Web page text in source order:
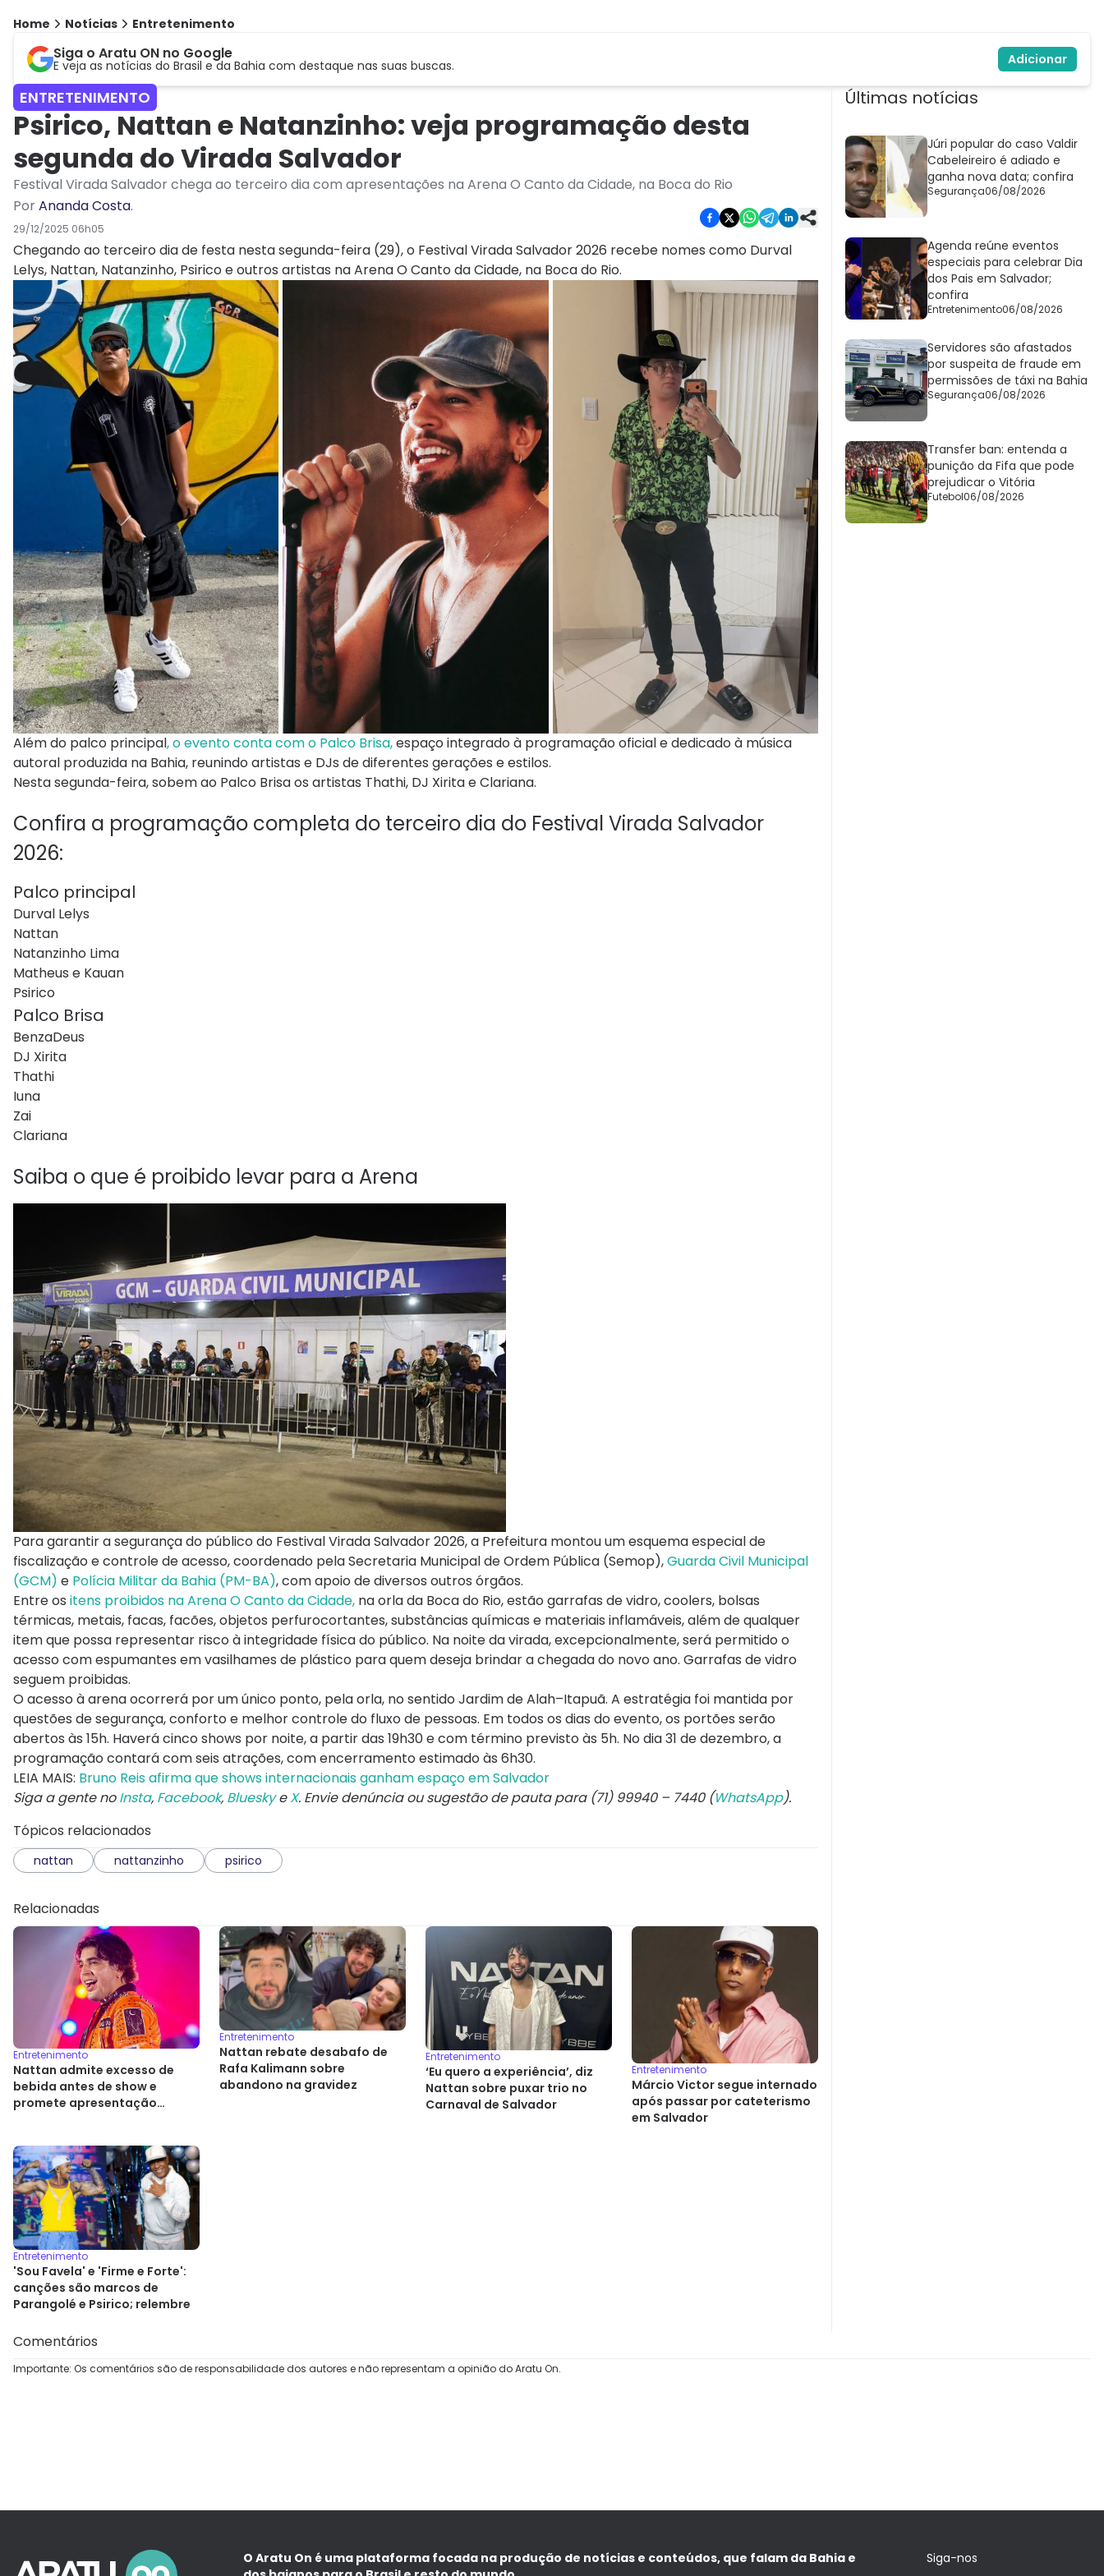
Home Notícias Entretenimento
Siga o Aratu ON no Google
E veja as notícias do Brasil e da Bahia com destaque nas suas buscas. Adicionar
ENTRETENIMENTO
Psirico, Nattan e Natanzinho: veja programação desta
segunda do Virada Salvador
Festival Virada Salvador chega ao terceiro dia com apresentações na Arena O Canto da Cidade, na Boca do Rio
PorAnanda Costa.
29/12/2025 06h05
Chegando ao terceiro dia de festa nesta segunda-feira (29), o Festival Virada Salvador 2026 recebe nomes como Durval
Lelys, Nattan, Natanzinho, Psirico e outros artistas na Arena O Canto da Cidade, na Boca do Rio.
Além do palco principal, o evento conta com o Palco Brisa,espaço integrado à programação oficial e dedicado à música
autoral produzida na Bahia, reunindo artistas e DJs de diferentes gerações e estilos.
Nesta segunda-feira, sobem ao Palco Brisa os artistas Thathi, DJ XiritaeClariana.
Confira a programação completa do terceiro dia do Festival Virada Salvador
2026:
Palco principal
Durval Lelys
Nattan
Natanzinho Lima
Matheus e Kauan
Psirico
Palco Brisa
BenzaDeus
DJ Xirita
Thathi
Iuna
Zai
Clariana
Saiba o que é proibido levar para a Arena
Para garantir a segurança do público do Festival Virada Salvador 2026, a Prefeitura montou um esquema especial de
fiscalização e controle de acesso, coordenado pela Secretaria Municipal de Ordem Pública (Semop),Guarda Civil Municipal
(GCM) e Polícia Militar da Bahia (PM-BA), com apoio de diversos outros órgãos.
Entre os itens proibidos na Arena O Canto da Cidade, na orla da Boca do Rio, estão garrafas de vidro, coolers, bolsas
térmicas, metais, facas, facões, objetos perfurocortantes, substâncias químicas e materiais inflamáveis, além de qualquer
item que possa representar risco à integridade física do público. Na noite da virada, excepcionalmente, será permitido o
acesso com espumantes em vasilhames de plástico para quem deseja brindar a chegada do novo ano. Garrafas de vidro
seguem proibidas.
O acesso à arena ocorrerá por um único ponto, pela orla, no sentido Jardim de Alah–Itapuã. A estratégia foi mantida por
questões de segurança, conforto e melhor controle do fluxo de pessoas. Em todos os dias do evento, os portões serão
abertos às 15h. Haverá cinco shows por noite, a partir das 19h30 e com término previsto às 5h. No dia 31 de dezembro, a
programação contará com seis atrações, com encerramento estimado às 6h30.
LEIA MAIS: Bruno Reis afirma que shows internacionais ganham espaço em Salvador
Siga a gente noInsta, Facebook, BlueskyeX. Envie denúncia ou sugestão de pauta para (71) 99940 – 7440 (WhatsApp).
Tópicos relacionados
nattan nattanzinho psirico
Relacionadas
Entretenimento
Nattan admite excesso de
bebida antes de show e
promete apresentação
Entretenimento
Nattan rebate desabafo de
Rafa Kalimann sobre
abandono na gravidez
Entretenimento
‘Eu quero a experiência’, diz
Nattan sobre puxar trio no
Carnaval de Salvador
Entretenimento
Márcio Victor segue internado
após passar por cateterismo
em Salvador
Entretenimento
'Sou Favela' e 'Firme e Forte':
canções são marcos de
Parangolé e Psirico; relembre
Últimas notícias
Júri popular do caso Valdir
Cabeleireiro é adiado e
ganha nova data; confira
Segurança06/08/2026
Agenda reúne eventos
especiais para celebrar Dia
dos Pais em Salvador;
confira
Entretenimento06/08/2026
Servidores são afastados
por suspeita de fraude em
permissões de táxi na Bahia
Segurança06/08/2026
Transfer ban: entenda a
punição da Fifa que pode
prejudicar o Vitória
Futebol06/08/2026
Comentários
Importante: Os comentários são de responsabilidade dos autores e não representam a opinião do Aratu On.
O Aratu On é uma plataforma focada na produção de notícias e conteúdos, que falam da Bahia e
Siga-nos